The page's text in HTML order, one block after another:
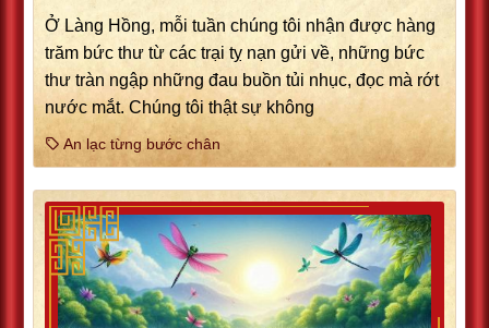
Ở Làng Hồng, mỗi tuần chúng tôi nhận được hàng
trăm bức thư từ các trại tỵ nạn gửi về, những bức
thư tràn ngập những đau buồn tủi nhục, đọc mà rớt
nước mắt. Chúng tôi thật sự không
An lạc từng bước chân